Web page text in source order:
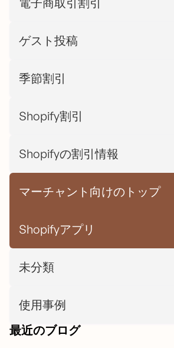
ゲスト投稿
季節割引
Shopify割引
Shopifyの割引情報
マーチャント向けのトップ
Shopifyアプリ
未分類
使用事例
最近のブログ